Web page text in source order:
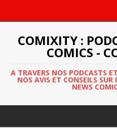
COMIXITY :
COMICS -
A TRAVERS NOS PODCASTS
NOS AVIS ET CONSEILS SUR
NEWS